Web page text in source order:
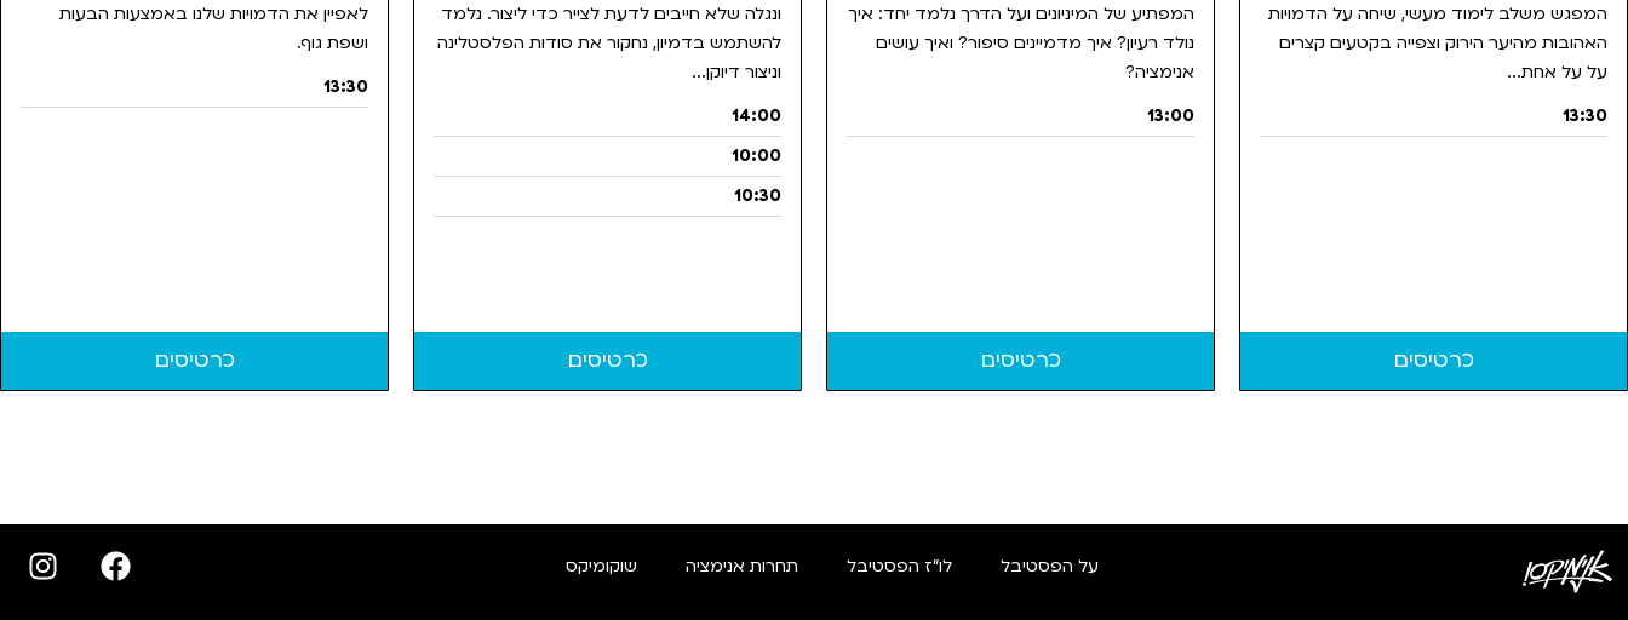
המפגש משלב לימוד מעשי, שיחה על הדמויות
האהובות מהיער הירוק וצפייה בקטעים קצרים
על על אחת...
13:30
כרטיסים
המפתיע של המיניונים ועל הדרך נלמד יחד: איך
נולד רעיון? איך מדמיינים סיפור? ואיך עושים
אנימציה?
13:00
כרטיסים
ונגלה שלא חייבים לדעת לצייר כדי ליצור. נלמד
להשתמש בדמיון, נחקור את סודות הפלסטלינה
וניצור דיוקן...
14:00
10:00
10:30
כרטיסים
לאפיין את הדמויות שלנו באמצעות הבעות
ושפת גוף.
13:30
כרטיסים
על הפסטיבל לו"ז הפסטיבל תחרות אנימציה שוקומיקס